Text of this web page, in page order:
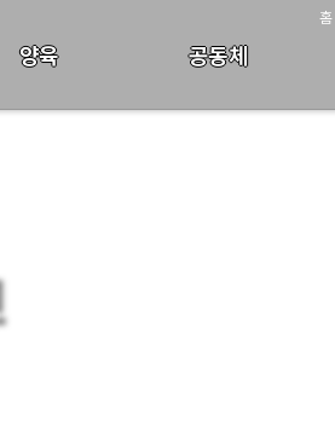
양육 공동체
홈